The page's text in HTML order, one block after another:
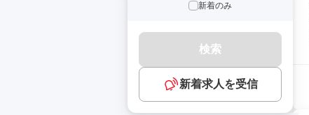
新着のみ
検索
新着求人を受信